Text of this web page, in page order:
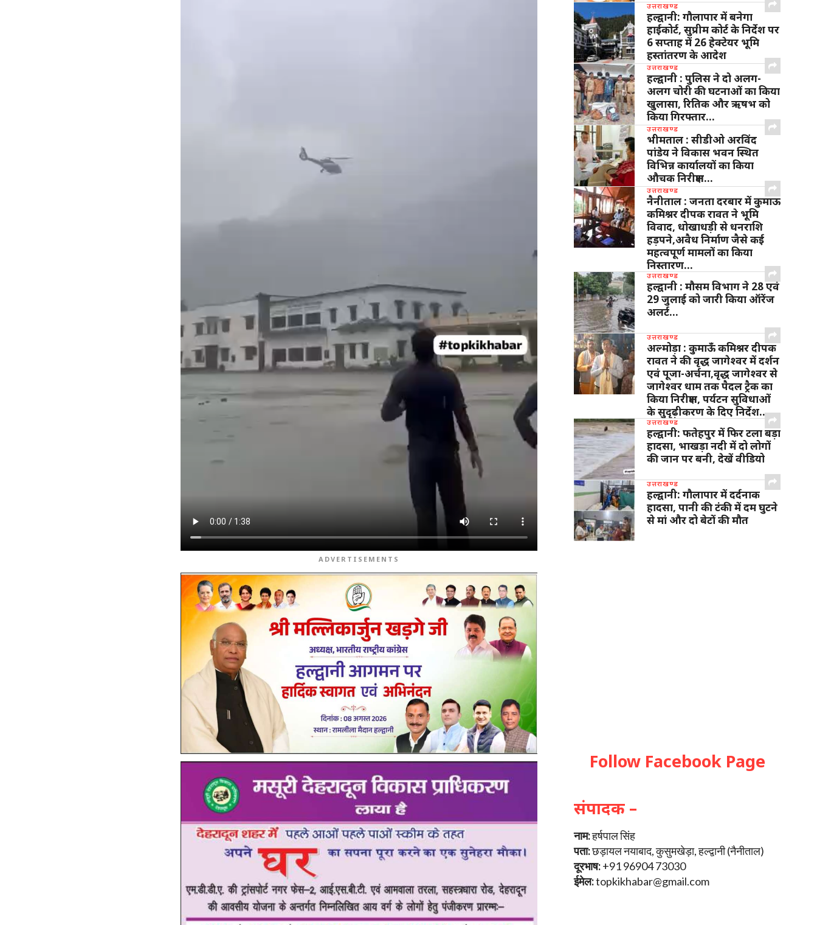
ADVERTISEMENTS
उत्तराखण्ड
हल्द्वानी: गौलापार में बनेगा
हाईकोर्ट, सुप्रीम कोर्ट के निर्देश पर
6 सप्ताह में 26 हेक्टेयर भूमि
हस्तांतरण के आदेश
उत्तराखण्ड
हल्द्वानी : पुलिस ने दो अलग-
अलग चोरी की घटनाओं का किया
खुलासा, रितिक और ऋषभ को
किया गिरफ्तार…
उत्तराखण्ड
भीमताल : सीडीओ अरविंद
पांडेय ने विकास भवन स्थित
विभिन्न कार्यालयों का किया
औचक निरीक्षण…
उत्तराखण्ड
नैनीताल : जनता दरबार में कुमाऊ
कमिश्नर दीपक रावत ने भूमि
विवाद, धोखाधड़ी से धनराशि
हड़पने,अवैध निर्माण जैसे कई
महत्वपूर्ण मामलों का किया
निस्तारण…
उत्तराखण्ड
हल्द्वानी : मौसम विभाग ने 28 एवं
29 जुलाई को जारी किया ऑरेंज
अलर्ट…
उत्तराखण्ड
अल्मोड़ा : कुमाऊँ कमिश्नर दीपक
रावत ने की वृद्ध जागेश्वर में दर्शन
एवं पूजा-अर्चना,वृद्ध जागेश्वर से
जागेश्वर धाम तक पैदल ट्रैक का
किया निरीक्षण, पर्यटन सुविधाओं
के सुदृढ़ीकरण के दिए निर्देश…
उत्तराखण्ड
हल्द्वानी: फतेहपुर में फिर टला बड़ा
हादसा, भाखड़ा नदी में दो लोगों
की जान पर बनी, देखें वीडियो
उत्तराखण्ड
हल्द्वानी: गौलापार में दर्दनाक
हादसा, पानी की टंकी में दम घुटने
से मां और दो बेटों की मौत
Follow Facebook Page
संपादक –
नाम:हर्षपाल सिंह
पता:छड़ायल नयाबाद, कुसुमखेड़ा, हल्द्वानी (नैनीताल)
दूरभाष:+91 96904 73030
ईमेल:topkikhabar@gmail.com